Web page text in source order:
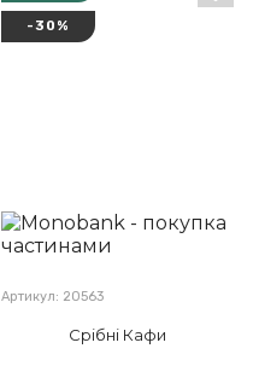
-30%
Артикул: 20563
Срібні Кафи